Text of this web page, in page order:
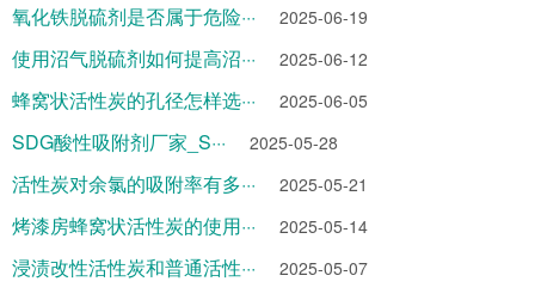
氧化铁脱硫剂是否属于危险··· 2025-06-19
使用沼气脱硫剂如何提高沼··· 2025-06-12
蜂窝状活性炭的孔径怎样选··· 2025-06-05
SDG酸性吸附剂厂家_S··· 2025-05-28
活性炭对余氯的吸附率有多··· 2025-05-21
烤漆房蜂窝状活性炭的使用··· 2025-05-14
浸渍改性活性炭和普通活性··· 2025-05-07